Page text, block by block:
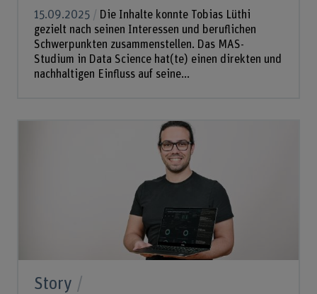
15.09.2025
Die Inhalte konnte Tobias Lüthi
gezielt nach seinen Interessen und beruflichen
Schwerpunkten zusammenstellen. Das MAS-
Studium in Data Science hat(te) einen direkten und
nachhaltigen Einfluss auf seine...
Story